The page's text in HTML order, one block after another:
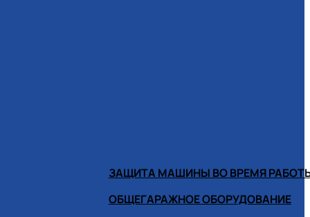
ЗАЩИТА МАШИНЫ ВО ВРЕМЯ
ОБЩЕГАРАЖНОЕ ОБОРУДОВАНИЕ